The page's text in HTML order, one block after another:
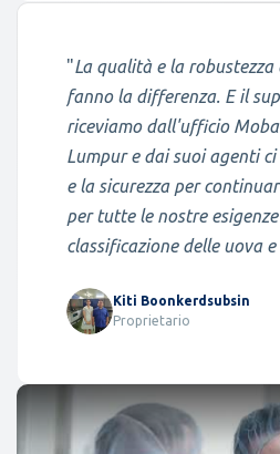
"La qualità e la robustezza
fanno la differenza. E il
riceviamo dall'ufficio
Lumpur e dai suoi agenti
e la sicurezza per
per tutte le nostre
classificazione delle uova
Kiti Boonkerdsubsin
Proprietario
Riproduci video